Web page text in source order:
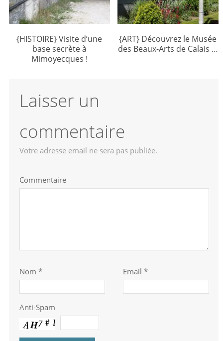
{HISTOIRE} Visite d’une
base secrète à
Mimoyecques !
{ART} Découvrez le Musée
des Beaux-Arts de Calais …
Laisser un
commentaire
Votre adresse email ne sera pas publiée.
Commentaire
Nom * Email *
Anti-Spam